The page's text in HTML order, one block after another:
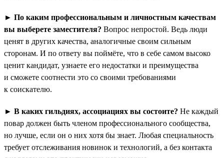
► По каким профессиональным и личностным качествам
вы выберете заместителя? Вопрос непростой. Ведь люди
ценят в других качества, аналогичные своим сильным
сторонам. И по ответу вы поймёте, что в себе самом высоко
ценит кандидат, узнаете его недостатки и преимущества
и сможете соотнести это со своими требованиями
к соискателю.
► В каких гильдиях, ассоциациях вы состоите? Не каждый
повар должен быть членом профессионального сообщества,
но лучше, если он о них хотя бы знает. Любая специальность
требует отслеживания новинок и технологий, а без контакта